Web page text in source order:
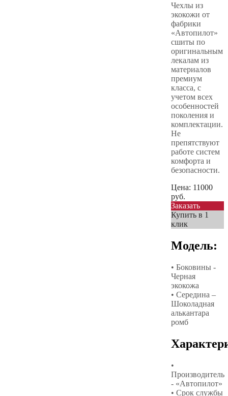
Чехлы из
экокожи от
фабрики
«Автопилот»
сшиты по
оригинальным
лекалам из
материалов
премиум
класса, с
учетом всех
особенностей
поколения и
комплектации.
Не
препятствуют
работе систем
комфорта и
безопасности.
Цена: 11000
руб.
Заказать
Купить в 1
клик
Модель:
• Боковины -
Черная
экокожа
• Середина –
Шоколадная
алькантара
ромб
•
Производитель
- «Автопилот»
• Срок службы